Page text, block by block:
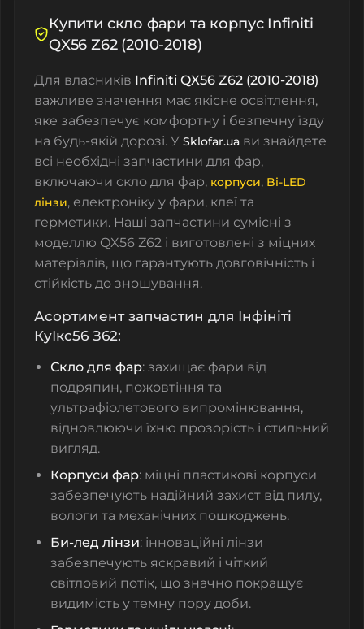
Купити скло фари та корпус Infiniti
QX56 Z62 (2010-2018)
Для власників Infiniti QX56 Z62 (2010-2018)
важливе значення має якісне освітлення,
яке забезпечує комфортну і безпечну їзду
на будь-якій дорозі. У Sklofar.ua ви знайдете
всі необхідні запчастини для фар,
включаючи скло для фар, корпуси, Bi-LED
лінзи, електроніку у фари, клеї та
герметики. Наші запчастини сумісні з
моделлю QX56 Z62 і виготовлені з міцних
матеріалів, що гарантують довговічність і
стійкість до зношування.
Асортимент запчастин для Інфініті
КуІкс56 З62:
Скло для фар: захищає фари від
подряпин, пожовтіння та
ультрафіолетового випромінювання,
відновлюючи їхню прозорість і стильний
вигляд.
Корпуси фар: міцні пластикові корпуси
забезпечують надійний захист від пилу,
вологи та механічних пошкоджень.
Би-лед лінзи: інноваційні лінзи
забезпечують яскравий і чіткий
світловий потік, що значно покращує
видимість у темну пору доби.